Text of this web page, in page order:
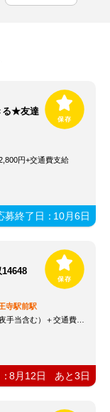
る★友達
円+交通費支給
募終了日：10月6日
寺駅前駅
当含む）＋交通費支給
8月12日 あと3日